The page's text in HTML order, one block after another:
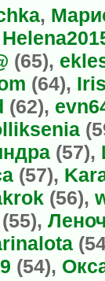
,
(65),
(64),
(62),
(57),
(57),
(56),
(55),
(54),